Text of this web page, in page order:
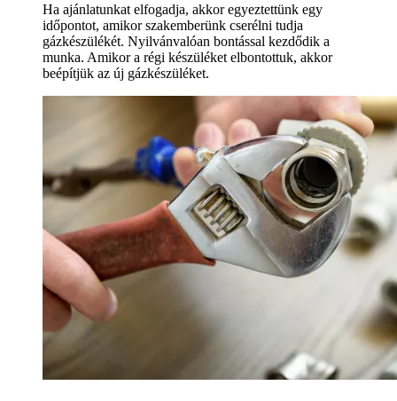
Ha ajánlatunkat elfogadja, akkor egyeztettünk egy
időpontot, amikor szakemberünk cserélni tudja
gázkészülékét. Nyilvánvalóan bontással kezdődik a
munka. Amikor a régi készüléket elbontottuk, akkor
beépítjük az új gázkészüléket.